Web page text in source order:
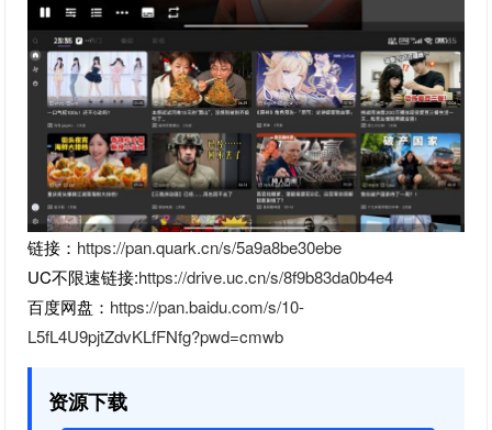
链接： https://pan.quark.cn/s/5a9a8be30ebe
UC不限速链接:https://drive.uc.cn/s/8f9b83da0b4e4
百度网盘： https://pan.baidu.com/s/10-
L5fL4U9pjtZdvKLfFNfg?pwd=cmwb
资源下载